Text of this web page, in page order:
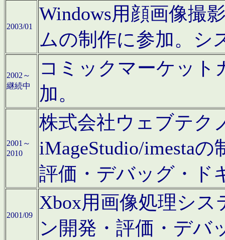
2003/01
Windows用顔画像撮
ムの制作に参加。シ
2002～
継続中
コミックマーケット
加。
2001～
2010
株式会社ウェブテク
iMageStudio/imesta
評価・デバッグ・ド
2001/09
Xbox用画像処理シ
ン開発・評価・デバ